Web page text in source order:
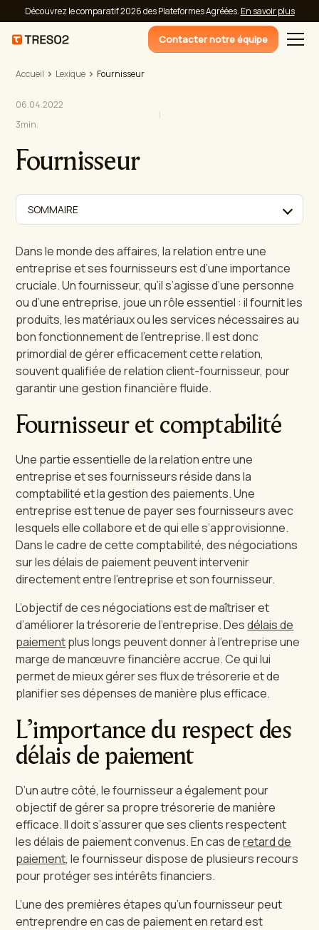
Découvrez le comparatif 2026 des Plateformes Agréées. En savoir plus
Contacter notre équipe
Accueil Lexique Fournisseur
06.04.2022
3min.
Fournisseur
SOMMAIRE
Dans le monde des affaires, la relation entre une
entreprise et ses fournisseurs est d’une importance
cruciale. Un fournisseur, qu’il s’agisse d’une personne
ou d’une entreprise, joue un rôle essentiel : il fournit les
produits, les matériaux ou les services nécessaires au
bon fonctionnement de l’entreprise. Il est donc
primordial de gérer efficacement cette relation,
souvent qualifiée de relation client-fournisseur, pour
garantir une gestion financière fluide.
Fournisseur et comptabilité
Une partie essentielle de la relation entre une
entreprise et ses fournisseurs réside dans la
comptabilité et la gestion des paiements. Une
entreprise est tenue de payer ses fournisseurs avec
lesquels elle collabore et de qui elle s’approvisionne.
Dans le cadre de cette comptabilité, des négociations
sur les délais de paiement peuvent intervenir
directement entre l’entreprise et son fournisseur.
L’objectif de ces négociations est de maîtriser et
d’améliorer la trésorerie de l’entreprise. Desdélais de
paiementplus longs peuvent donner à l’entreprise une
marge de manœuvre financière accrue. Ce qui lui
permet de mieux gérer ses flux de trésorerie et de
planifier ses dépenses de manière plus efficace.
L’importance du respect des
délais de paiement
D’un autre côté, le fournisseur a également pour
objectif de gérer sa propre trésorerie de manière
efficace. Il doit s’assurer que ses clients respectent
les délais de paiement convenus. En cas deretard de
paiement, le fournisseur dispose de plusieurs recours
pour protéger ses intérêts financiers.
L’une des premières étapes qu’un fournisseur peut
entreprendre en cas de paiement en retard est